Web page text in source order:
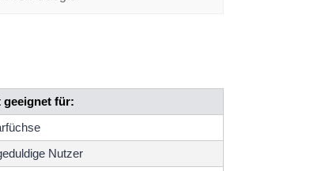
geeignet für:
Nutzer